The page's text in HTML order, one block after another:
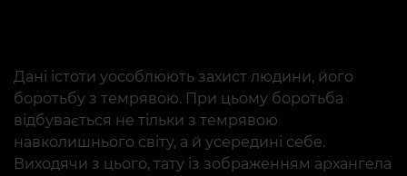
Дані істоти уособлюють захист людини, його
боротьбу з темрявою. При цьому боротьба
відбувається не тільки з темрявою
навколишнього світу, а й усередині себе.
Виходячи з цього, тату із зображенням архангела